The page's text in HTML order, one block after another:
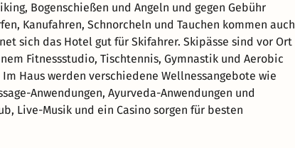
Bogenschießen und Angeln und gegen Gebühr
Kanufahren, Schnorcheln und Tauchen kommen auch
sich das Hotel gut für Skifahrer. Skipässe sind vor Ort
Fitnessstudio, Tischtennis, Gymnastik und Aerobic
Haus werden verschiedene Wellnessangebote wie
Anwendungen, Ayurveda-Anwendungen und
Live-Musik und ein Casino sorgen für besten